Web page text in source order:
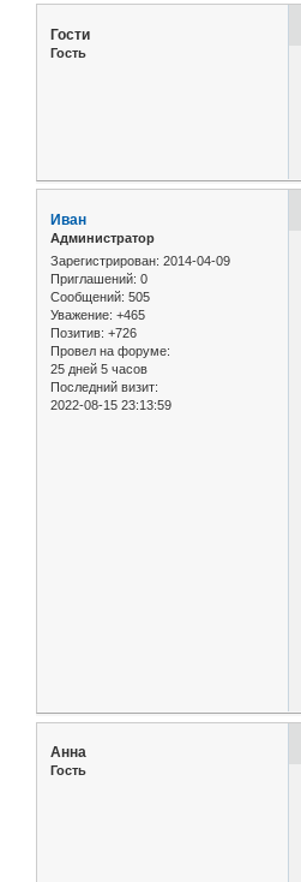
Гости
Гость
Иван
Администратор
Зарегистрирован: 2014-04-09
Приглашений: 0
Сообщений: 505
Уважение: +465
Позитив: +726
Провел на форуме:
25 дней 5 часов
Последний визит:
2022-08-15 23:13:59
Анна
Гость